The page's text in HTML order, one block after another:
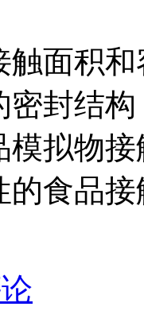
触面积
密封结
模拟物
的食品